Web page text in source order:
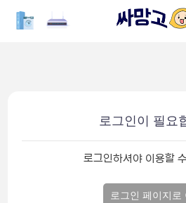
로그인이 필요
로그인하셔야 이용할
로그인 페이지로